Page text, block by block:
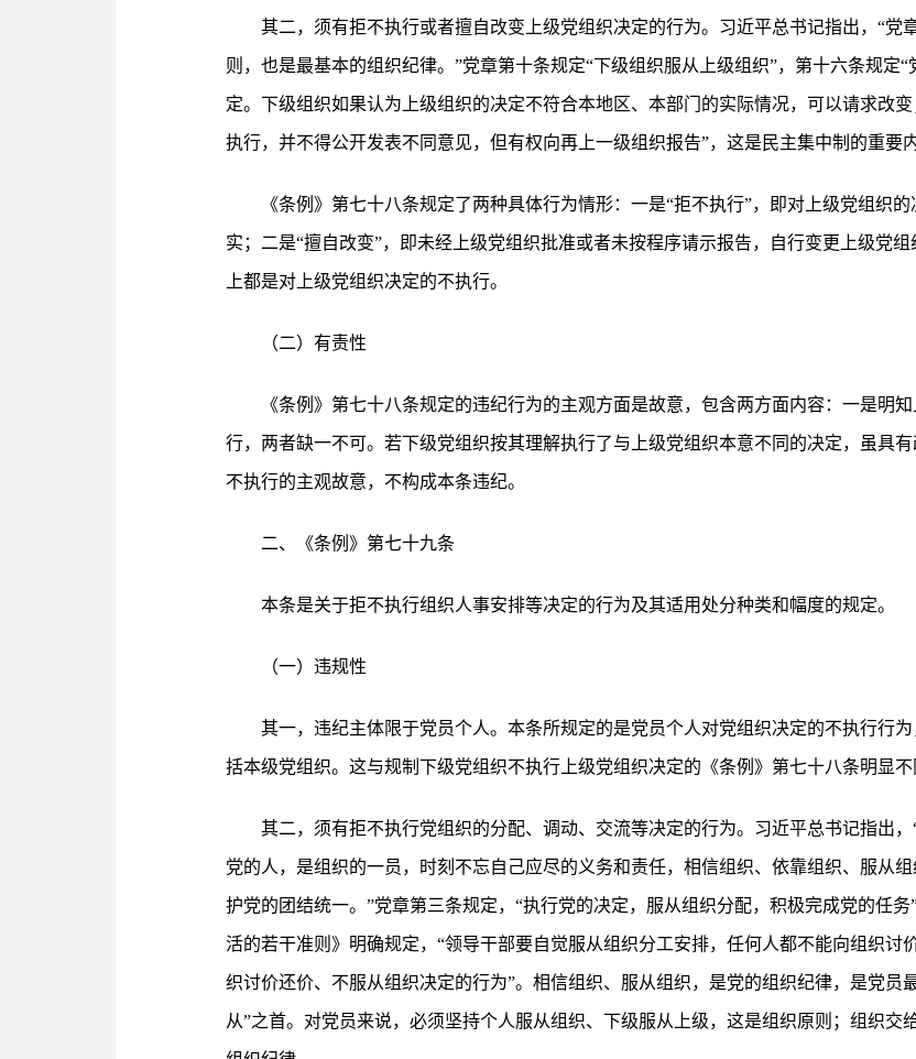
其二，须有拒不执行或者擅自改变上级党组织决定的行为。习近平总书记指出，“党
则，也是最基本的组织纪律。”党章第十条规定“下级组织服从上级组织”，第十六条规定
定。下级组织如果认为上级组织的决定不符合本地区、本部门的实际情况，可以请求改
执行，并不得公开发表不同意见，但有权向再上一级组织报告”，这是民主集中制的重要
《条例》第七十八条规定了两种具体行为情形：一是“拒不执行”，即对上级党组织
实；二是“擅自改变”，即未经上级党组织批准或者未按程序请示报告，自行变更上级党
上都是对上级党组织决定的不执行。
（二）有责性
《条例》第七十八条规定的违纪行为的主观方面是故意，包含两方面内容：一是明
行，两者缺一不可。若下级党组织按其理解执行了与上级党组织本意不同的决定，虽具
不执行的主观故意，不构成本条违纪。
二、《条例》第七十九条
本条是关于拒不执行组织人事安排等决定的行为及其适用处分种类和幅度的规定。
（一）违规性
其一，违纪主体限于党员个人。本条所规定的是党员个人对党组织决定的不执行行
括本级党组织。这与规制下级党组织不执行上级党组织决定的《条例》第七十八条明显不
其二，须有拒不执行党组织的分配、调动、交流等决定的行为。习近平总书记指出
党的人，是组织的一员，时刻不忘自己应尽的义务和责任，相信组织、依靠组织、服从
护党的团结统一。”党章第三条规定，“执行党的决定，服从组织分配，积极完成党的任
活的若干准则》明确规定，“领导干部要自觉服从组织分工安排，任何人都不能向组织讨
织讨价还价、不服从组织决定的行为”。相信组织、服从组织，是党的组织纪律，是党员
从”之首。对党员来说，必须坚持个人服从组织、下级服从上级，这是组织原则；组织交